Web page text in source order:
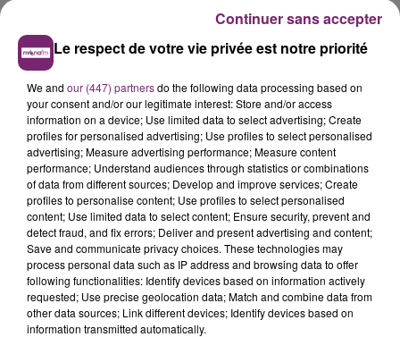
Le respect de votre vie privée est notre priorité
We and our (447) partnersdo the following data processing based on
your consent and/or our legitimate interest: Store and/or access
information on a device; Use limited data to select advertising; Create
profiles for personalised advertising; Use profiles to select personalised
advertising; Measure advertising performance; Measure content
performance; Understand audiences through statistics or combinations
of data from different sources; Develop and improve services; Create
profiles to personalise content; Use profiles to select personalised
content; Use limited data to select content; Ensure security, prevent and
detect fraud, and fix errors; Deliver and present advertising and content;
Save and communicate privacy choices. These technologies may
process personal data such as IP address and browsing data to offer
following functionalities: Identify devices based on information actively
requested; Use precise geolocation data; Match and combine data from
other data sources; Link different devices; Identify devices based on
information transmitted automatically.
Continuer sans accepter